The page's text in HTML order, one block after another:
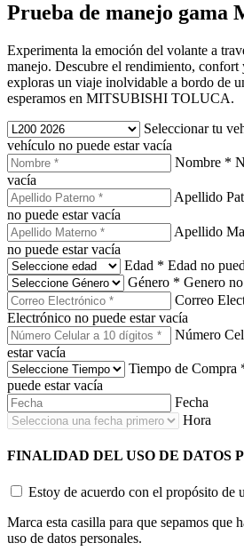
Prueba de manejo gama
Experimenta la emoción del volante a
manejo. Descubre el rendimiento, confort
exploras un viaje inolvidable a bordo de
esperamos en MITSUBISHI TOLUCA.
Seleccionar tu
vehículo no puede estar vacía
Nombre *
vacía
Apellido
no puede estar vacía
Apellido
no puede estar vacía
Edad * Edad no
Género * Genero
Correo
Electrónico no puede estar vacía
Número
estar vacía
Tiempo de Compra
puede estar vacía
Fecha
Hora
FINALIDAD DEL USO DE DATOS
Estoy de acuerdo con el propósito de
Marca esta casilla para que sepamos que
uso de datos personales.